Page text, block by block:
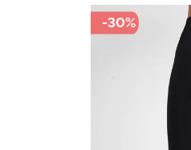
-30%